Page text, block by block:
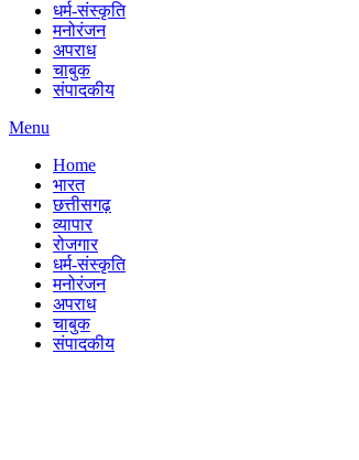
धर्म-संस्कृति
मनोरंजन
अपराध
चाबुक
संपादकीय
Menu
Home
भारत
छत्तीसगढ़
व्यापार
रोजगार
धर्म-संस्कृति
मनोरंजन
अपराध
चाबुक
संपादकीय